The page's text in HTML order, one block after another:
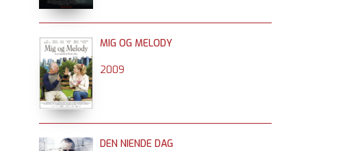
MIG OG MELODY
2009
DEN NIENDE DAG